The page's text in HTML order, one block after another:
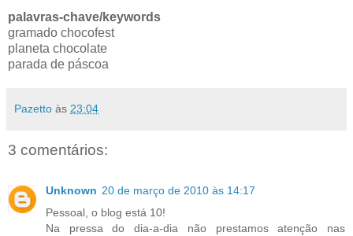
palavras-chave/keywords
gramado chocofest
planeta chocolate
parada de páscoa
Pazetto às 23:04
3 comentários:
Unknown 20 de março de 2010 às 14:17
Pessoal, o blog está 10!
Na pressa do dia-a-dia não prestamos atenção nas